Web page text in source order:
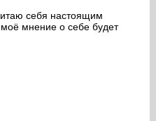
себя настоящим
мнение о себе будет